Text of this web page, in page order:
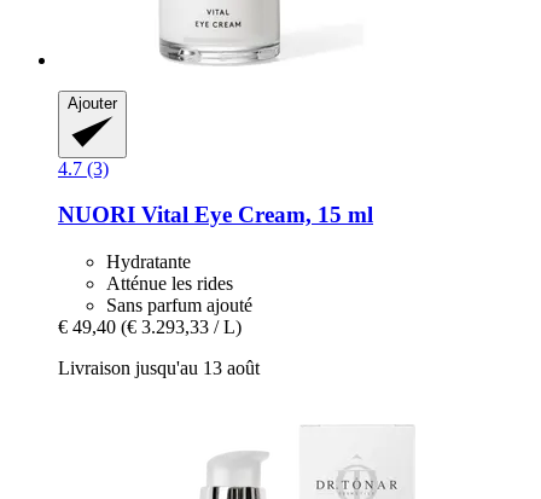
Ajouter
4.7 (3)
NUORI Vital Eye Cream, 15 ml
Hydratante
Atténue les rides
Sans parfum ajouté
€ 49,40 (€ 3.293,33 / L)
Livraison jusqu'au 13 août